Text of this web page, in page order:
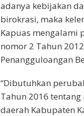
adanya kebijakan
birokrasi, maka
Kapuas mengalami
nomor 2 Tahun
Penangguloangan
“Dibutuhkan
Tahun 2016
daerah Kabupaten